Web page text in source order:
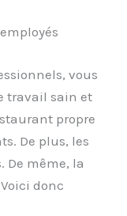
vous
travail sain et
propre
De plus, les
De même, la
donc